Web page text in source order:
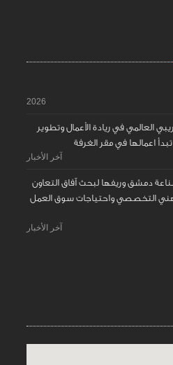
2026
العالمي في ريادة الأعمال وتطوير
اعمالها في مقر الغرفة
آخر الأخبار
دمشق وريفها لبحث آفاق التعاون
التخصصي واحتياجات سوق العمل
آخر الأخبار